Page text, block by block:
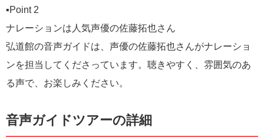
▪️Point 2
ナレーションは人気声優の佐藤拓也さん
弘道館の音声ガイドは、声優の佐藤拓也さんがナレーショ
ンを担当してくださっています。聴きやすく、雰囲気のあ
る声で、お楽しみください。
音声ガイドツアーの詳細